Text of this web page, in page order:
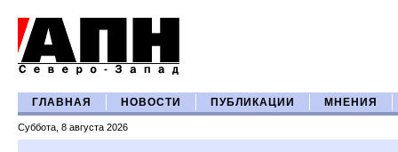
ГЛАВНАЯ НОВОСТИ ПУБЛИКАЦИИ МНЕНИЯ
Суббота, 8 августа 2026